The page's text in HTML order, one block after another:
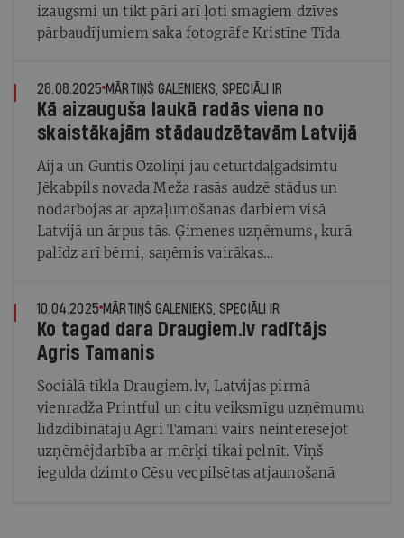
izaugsmi un tikt pāri arī ļoti smagiem dzīves
pārbaudījumiem saka fotogrāfe Kristīne Tīda
28.08.2025 MĀRTIŅŠ GALENIEKS, SPECIĀLI IR
Kā aizauguša laukā radās viena no
skaistākajām stādaudzētavām Latvijā
Aija un Guntis Ozoliņi jau ceturtdaļgadsimtu
Jēkabpils novada Meža rasās audzē stādus un
nodarbojas ar apzaļumošanas darbiem visā
Latvijā un ārpus tās. Ģimenes uzņēmums, kurā
palīdz arī bērni, saņēmis vairākas
10.04.2025 MĀRTIŅŠ GALENIEKS, SPECIĀLI IR
Ko tagad dara Draugiem.lv radītājs
Agris Tamanis
Sociālā tīkla Draugiem.lv, Latvijas pirmā
vienradža Printful un citu veiksmīgu uzņēmumu
līdzdibinātāju Agri Tamani vairs neinteresējot
uzņēmējdarbība ar mērķi tikai pelnīt. Viņš
iegulda dzimto Cēsu vecpilsētas atjaunošanā